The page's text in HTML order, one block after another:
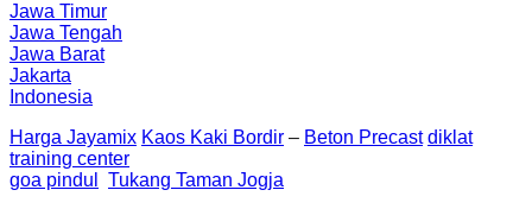
Jawa Timur
Jawa Tengah
Jawa Barat
Jakarta
Indonesia
Harga Jayamix Kaos Kaki Bordir – Beton Precast diklat
training center
goa pindul
Tukang Taman Jogja